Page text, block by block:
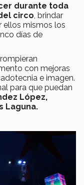
durante toda
circo , brindar
ellos mismos los
días de
con mejoras
e imagen.
para que puedan
López,
Laguna.